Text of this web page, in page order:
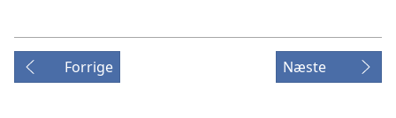
Forrige Næste